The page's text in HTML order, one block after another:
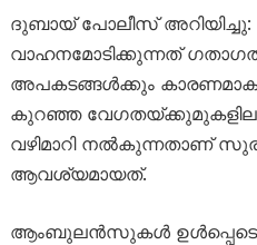
ദുബായ് പോലീസ് അറിയിച്ചു:
വാഹനമോടിക്കുന്നത്
അപകടങ്ങൾക്കും
കുറഞ്ഞ
വഴിമാറി നൽകുന്നതാണ്
ആവശ്യമായത്.
ആംബുലൻസുകൾ